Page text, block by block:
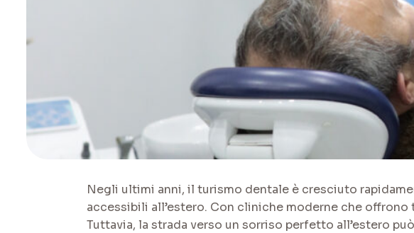
Negli ultimi anni, il turismo dentale è cresciuto
accessibili all’estero. Con cliniche moderne che
Tuttavia, la strada verso un sorriso perfetto all’estero